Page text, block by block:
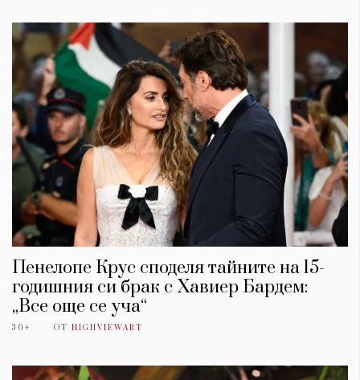
Пенелопе Крус споделя тайните на 15-
годишния си брак с Хавиер Бардем:
„Все още се уча“
30+ ОТ HIGHVIEWART